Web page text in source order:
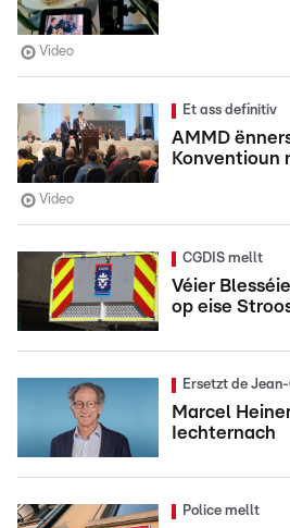
Video
Et ass definitiv
AMMD
Konventioun
Video
CGDIS mellt
Véier
op eise
Ersetzt de
Marcel
Iechternach
Police mellt